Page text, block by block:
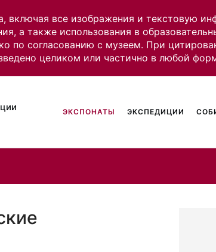
включая все изображения и текстовую
а также использования в
по согласованию с музеем. При
целиком или частично в любой
ЭКСПОНАТЫ ЭКСПЕДИЦИИ